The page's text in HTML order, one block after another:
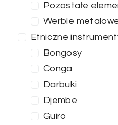
Pozostałe
Werble
Etniczne
Bongosy
Conga
Darbuki
Djembe
Guiro